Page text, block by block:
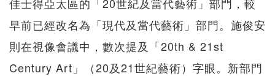
早前已經改名為「現代及當代藝術」部門。施俊安
則在視像會議中，數次提及「20th & 21st
Century Art」（20及21世紀藝術）字眼。新部門